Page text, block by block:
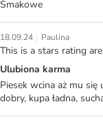
Smakowe
18.09.24 | Paulina
This is a stars rating
Ulubiona karma
Piesek wcina aż mu się
dobry, kupa ładna,